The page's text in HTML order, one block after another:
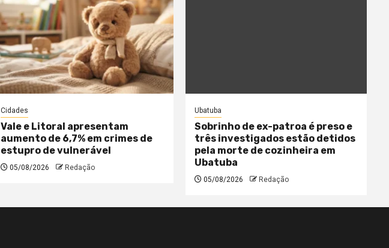
Cidades
Vale e Litoral apresentam
aumento de 6,7% em crimes de
estupro de vulnerável
05/08/2026 Redação
Ubatuba
Sobrinho de ex-patroa é preso e
três investigados estão detidos
pela morte de cozinheira em
Ubatuba
05/08/2026 Redação